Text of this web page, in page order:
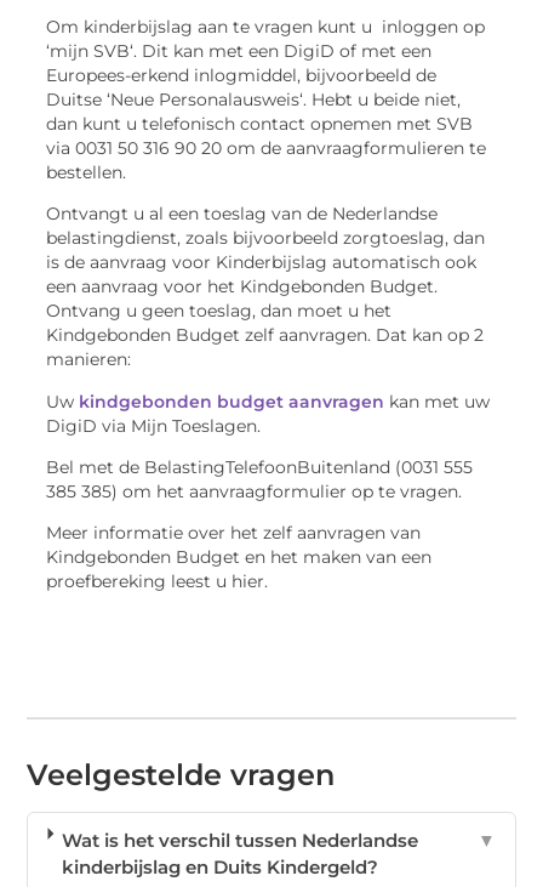
Om kinderbijslag aan te vragen kunt u inloggen op
‘mijn SVB‘. Dit kan met een DigiD of met een
Europees-erkend inlogmiddel, bijvoorbeeld de
Duitse ‘Neue Personalausweis‘. Hebt u beide niet,
dan kunt u telefonisch contact opnemen met SVB
via 0031 50 316 90 20 om de aanvraagformulieren te
bestellen.
Ontvangt u al een toeslag van de Nederlandse
belastingdienst, zoals bijvoorbeeld zorgtoeslag, dan
is de aanvraag voor Kinderbijslag automatisch ook
een aanvraag voor het Kindgebonden Budget.
Ontvang u geen toeslag, dan moet u het
Kindgebonden Budget zelf aanvragen. Dat kan op 2
manieren:
Uw kindgebonden budget aanvragen kan met uw
DigiD via Mijn Toeslagen.
Bel met de BelastingTelefoonBuitenland (0031 555
385 385) om het aanvraagformulier op te vragen.
Meer informatie over het zelf aanvragen van
Kindgebonden Budget en het maken van een
proefbereking leest u hier.
Veelgestelde vragen
Wat is het verschil tussen Nederlandse
kinderbijslag en Duits Kindergeld?
▼